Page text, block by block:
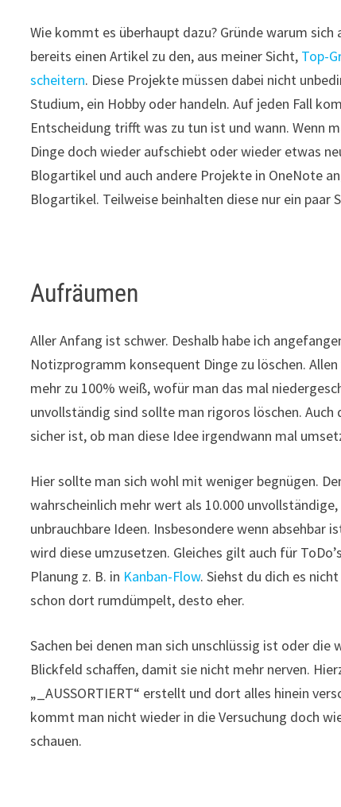
Wie kommt es überhaupt dazu? Gründe warum
bereits einen Artikel zu den, aus meiner Sicht, Top-
scheitern. Diese Projekte müssen dabei nicht
Studium, ein Hobby oder handeln. Auf jeden Fall
Entscheidung trifft was zu tun ist und wann. Wenn
Dinge doch wieder aufschiebt oder wieder etwas
Blogartikel und auch andere Projekte in OneNote
Blogartikel. Teilweise beinhalten diese nur ein
Aufräumen
Aller Anfang ist schwer. Deshalb habe ich
Notizprogramm konsequent Dinge zu löschen.
mehr zu 100% weiß, wofür man das mal
unvollständig sind sollte man rigoros löschen. Auch
sicher ist, ob man diese Idee irgendwann mal
Hier sollte man sich wohl mit weniger begnügen.
wahrscheinlich mehr wert als 10.000
unbrauchbare Ideen. Insbesondere wenn absehbar
wird diese umzusetzen. Gleiches gilt auch für
Planung z. B. in Kanban-Flow. Siehst du dich es
schon dort rumdümpelt, desto eher.
Sachen bei denen man sich unschlüssig ist oder
Blickfeld schaffen, damit sie nicht mehr nerven.
„_AUSSORTIERT“ erstellt und dort alles hinein
kommt man nicht wieder in die Versuchung doch
schauen.